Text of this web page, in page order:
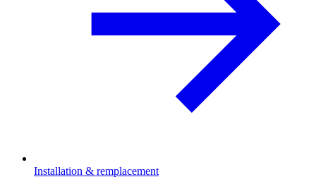
Installation & remplacement